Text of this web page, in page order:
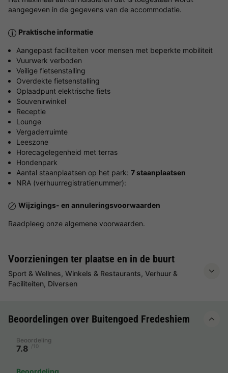
aangegeven in de gegevens van de accommodatie.
Praktische informatie
Aangepast faciliteiten voor mensen met beperkte mobiliteit
Vuurwerk verboden
Veilige fietsenstalling
Overdekte fietsenstalling
Oplaadpunt elektrische fiets
Souvenirwinkel
Receptie
Lounge
Vergaderruimte
Leeszone
Horecagelegenheid met terras
Hondenpark
Aantal staanplaatsen op het park: 7 staanplaatsen
NRA (verhuurregistratienummer):
Wijzigings- en annuleringsvoorwaarden
Raadpleeg onze algemene voorwaarden.
Voorzieningen ter plaatse en in de buurt
Sport & Wellnes, Winkels & Restaurants, Verhuur &
Faciliteiten, Diversen
Beoordelingen over Buitengoed Fredeshiem
Beoordeling
7.8 /10